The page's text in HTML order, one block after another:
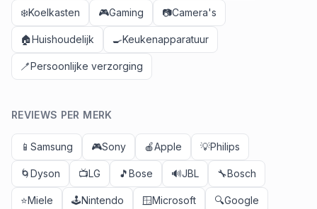
❄️Koelkasten 🎮Gaming 📷Camera's
🏠Huishoudelijk 🍳Keukenapparatuur
🪥Persoonlijke verzorging
REVIEWS PER MERK
📱 Samsung 🎮Sony 🍎Apple 💡Philips
🌀Dyson 📺LG 🎵Bose 🔊JBL 🔧Bosch
⭐Miele 🕹️Nintendo 🪟Microsoft 🔍Google